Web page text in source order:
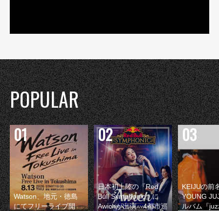
POPULAR
Watson、地元・徳島
にてフリーライブ開
日本初上陸の『Red
Bull Symphonic』に
Awichが出演 4都市巡
KEIJUの前
YOUNG
ルバム『